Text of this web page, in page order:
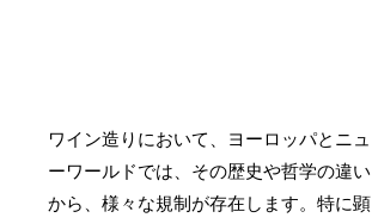
ワイン造りにおいて、ヨーロッパとニュ
ーワールドでは、その歴史や哲学の違い
から、様々な規制が存在します。特に顕